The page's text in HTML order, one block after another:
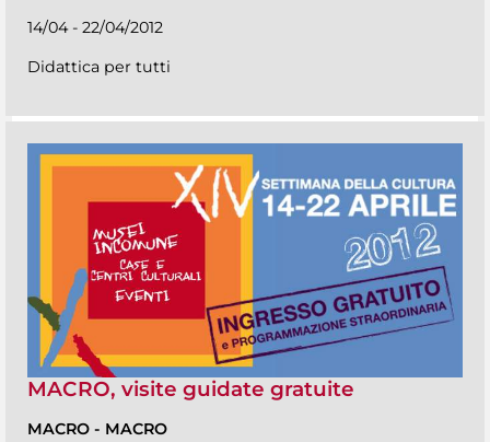
14/04 - 22/04/2012
Didattica per tutti
MACRO, visite guidate gratuite
MACRO - MACRO